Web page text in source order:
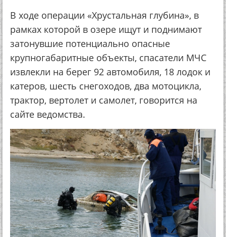
В ходе операции «Хрустальная глубина», в
рамках которой в озере ищут и поднимают
затонувшие потенциально опасные
крупногабаритные объекты, спасатели МЧС
извлекли на берег 92 автомобиля, 18 лодок и
катеров, шесть снегоходов, два мотоцикла,
трактор, вертолет и самолет, говорится на
сайте ведомства.